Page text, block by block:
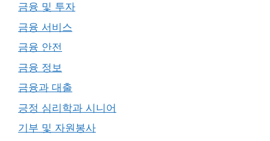
금융 및 투자
금융 서비스
금융 안전
금융 정보
금융과 대출
긍정 심리학과 시니어
기부 및 자원봉사